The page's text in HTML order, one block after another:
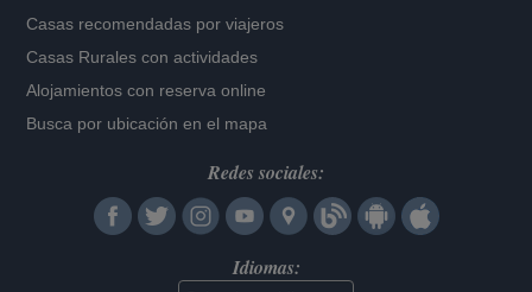
Casas recomendadas por viajeros
Casas Rurales con actividades
Alojamientos con reserva online
Busca por ubicación en el mapa
Redes sociales:
Idiomas: